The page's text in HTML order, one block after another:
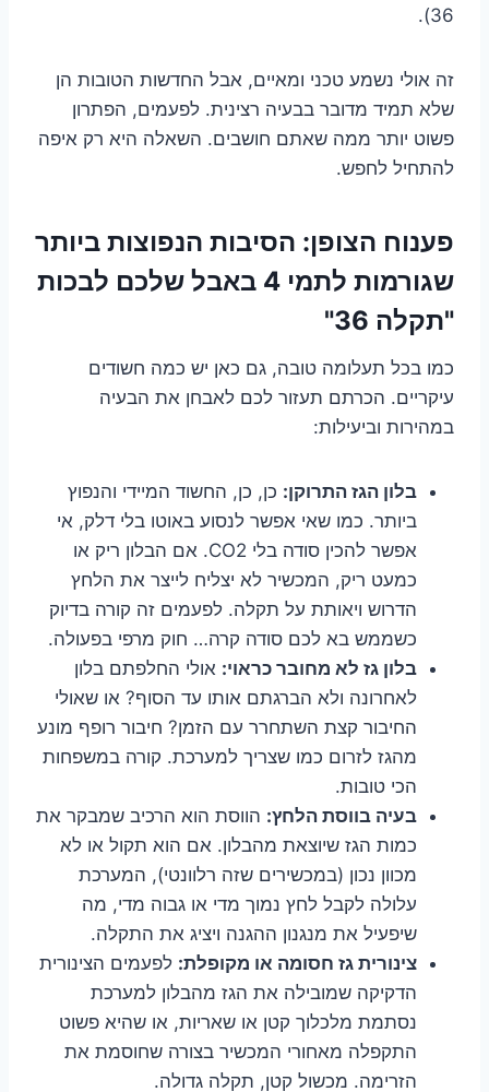
36).
זה אולי נשמע טכני ומאיים, אבל החדשות הטובות הן
שלא תמיד מדובר בבעיה רצינית. לפעמים, הפתרון
פשוט יותר ממה שאתם חושבים. השאלה היא רק איפה
להתחיל לחפש.
פענוח הצופן: הסיבות הנפוצות ביותר
שגורמות לתמי 4 באבל שלכם לבכות
"תקלה 36"
כמו בכל תעלומה טובה, גם כאן יש כמה חשודים
עיקריים. הכרתם תעזור לכם לאבחן את הבעיה
במהירות וביעילות:
בלון הגז התרוקן: כן, כן, החשוד המיידי והנפוץ
ביותר. כמו שאי אפשר לנסוע באוטו בלי דלק, אי
אפשר להכין סודה בלי CO2. אם הבלון ריק או
כמעט ריק, המכשיר לא יצליח לייצר את הלחץ
הדרוש ויאותת על תקלה. לפעמים זה קורה בדיוק
כשממש בא לכם סודה קרה… חוק מרפי בפעולה.
בלון גז לא מחובר כראוי: אולי החלפתם בלון
לאחרונה ולא הברגתם אותו עד הסוף? או שאולי
החיבור קצת השתחרר עם הזמן? חיבור רופף מונע
מהגז לזרום כמו שצריך למערכת. קורה במשפחות
הכי טובות.
בעיה בווסת הלחץ: הווסת הוא הרכיב שמבקר את
כמות הגז שיוצאת מהבלון. אם הוא תקול או לא
מכוון נכון (במכשירים שזה רלוונטי), המערכת
עלולה לקבל לחץ נמוך מדי או גבוה מדי, מה
שיפעיל את מנגנון ההגנה ויציג את התקלה.
צינורית גז חסומה או מקופלת: לפעמים הצינורית
הדקיקה שמובילה את הגז מהבלון למערכת
נסתמת מלכלוך קטן או שאריות, או שהיא פשוט
התקפלה מאחורי המכשיר בצורה שחוסמת את
הזרימה. מכשול קטן, תקלה גדולה.